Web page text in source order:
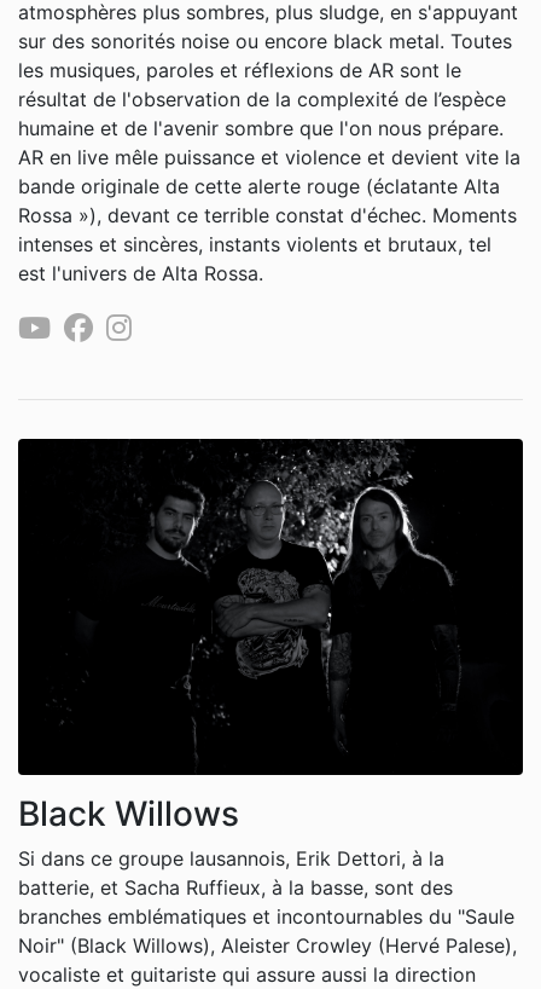
atmosphères plus sombres, plus sludge, en s'appuyant
sur des sonorités noise ou encore black metal. Toutes
les musiques, paroles et réflexions de AR sont le
résultat de l'observation de la complexité de l’espèce
humaine et de l'avenir sombre que l'on nous prépare.
AR en live mêle puissance et violence et devient vite la
bande originale de cette alerte rouge (éclatante Alta
Rossa »), devant ce terrible constat d'échec. Moments
intenses et sincères, instants violents et brutaux, tel
est l'univers de Alta Rossa.
Black Willows
Si dans ce groupe lausannois, Erik Dettori, à la
batterie, et Sacha Ruffieux, à la basse, sont des
branches emblématiques et incontournables du "Saule
Noir" (Black Willows), Aleister Crowley (Hervé Palese),
vocaliste et guitariste qui assure aussi la direction